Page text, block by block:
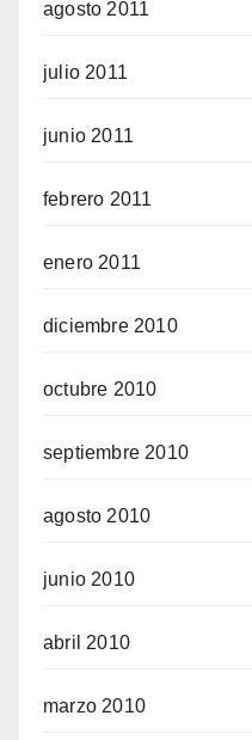
agosto 2011
julio 2011
junio 2011
febrero 2011
enero 2011
diciembre 2010
octubre 2010
septiembre 2010
agosto 2010
junio 2010
abril 2010
marzo 2010